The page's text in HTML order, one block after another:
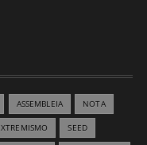
ASSEMBLEIA NOTA
SEED